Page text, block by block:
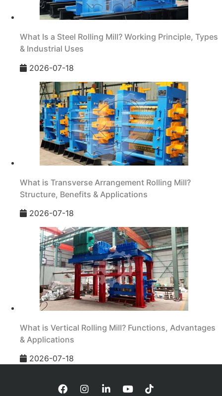
What Is a Steel Rolling Mill? Working Principle, Types
& Industrial Uses
2026-07-18
What is Transverse Arrangement Rolling Mill?
Structure, Benefits & Applications
2026-07-18
What is Vertical Rolling Mill? Functions, Advantages
& Applications
2026-07-18